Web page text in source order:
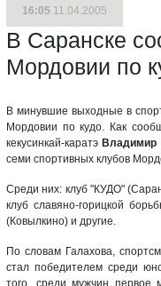
16:05 11.04.2005
В Саранске
Мордовии по
В минувшие выходные в
Мордовии по кудо. Как
кекусинкай-каратэ Владимир
семи спортивных клубов
Среди них: клуб "КУДО"
клуб славяно-горицкой
(Ковылкино) и другие.
По словам Галахова,
стал победителем среди
того, среди мужчин первое